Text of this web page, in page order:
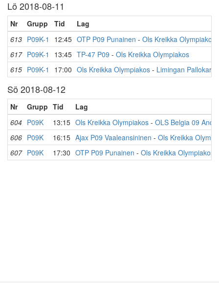
Lö 2018-08-11
Nr Grupp Tid
Lag
613 P09K-1 12:45 OTP P09 Punainen - Ols Kreikka Olympiakos
617 P09K-1 13:45 TP-47 P09 - Ols Kreikka Olympiakos
615 P09K-1 17:00 Ols Kreikka Olympiakos - Limingan
Sö 2018-08-12
Nr Grupp Tid
Lag
604 P09K 13:15 Ols Kreikka Olympiakos - OLS Belgia 09
606 P09K 16:15 Ajax P09 Vaaleansininen - Ols Kreikka
607 P09K 17:30 OTP P09 Punainen - Ols Kreikka Olympiakos